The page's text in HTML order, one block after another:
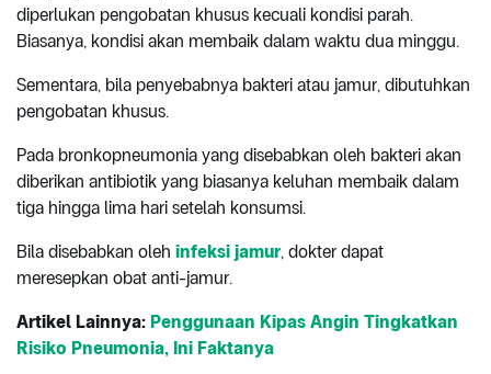
diperlukan pengobatan khusus kecuali kondisi parah.
Biasanya, kondisi akan membaik dalam waktu dua minggu.
Sementara, bila penyebabnya bakteri atau jamur, dibutuhkan
pengobatan khusus.
Pada bronkopneumonia yang disebabkan oleh bakteri akan
diberikan antibiotik yang biasanya keluhan membaik dalam
tiga hingga lima hari setelah konsumsi.
Bila disebabkan oleh infeksi jamur, dokter dapat
meresepkan obat anti-jamur.
Artikel Lainnya: Penggunaan Kipas Angin Tingkatkan
Risiko Pneumonia, Ini Faktanya